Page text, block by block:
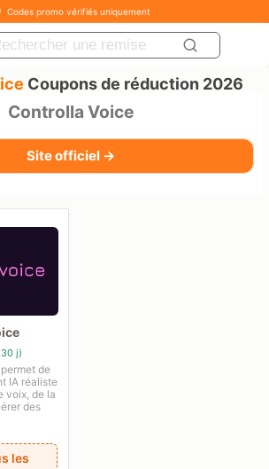
Codes promo vérifiés uniquement
Coupons de réduction 2026
Controlla Voice
Site officiel →
j)
de
IA réaliste
voix, de la
des
les